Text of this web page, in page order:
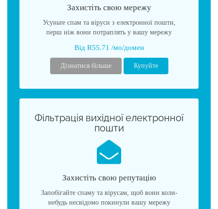
Захистіть свою мережу
Усуньте спам та віруси з електронної пошти,
перш ніж вони потраплять у вашу мережу
Від R55.71 /мо/домен
Дізнатися більше Купуйте
Фільтрація вихідної електронної
пошти
Захистіть свою репутацію
Запобігайте спаму та вірусам, щоб вони коли-
небудь несвідомо покинули вашу мережу